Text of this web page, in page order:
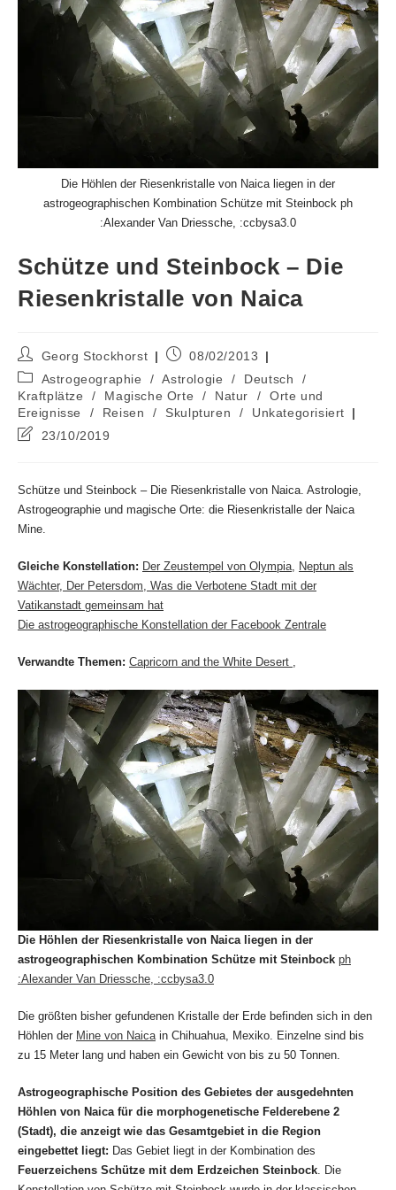
Die Höhlen der Riesenkristalle von Naica liegen in der
astrogeographischen Kombination Schütze mit Steinbock ph
:Alexander Van Driessche, :ccbysa3.0
Schütze und Steinbock – Die
Riesenkristalle von Naica
Beitrags-
Autor:
Georg Stockhorst
Beitrag08/02/2013
Beitrags-
Kategorie:
Astrogeographie / Astrologie / Deutsch
/
Kraftplätze
/ Magische Orte / Natur /
Orte und
Ereignisse
/ Reisen / Skulpturen /
Unkategorisiert
Beitrag
am:
23/10/2019
Schütze und Steinbock – Die Riesenkristalle von Naica. Astrologie,
Astrogeographie und magische Orte: die Riesenkristalle der Naica
Mine.
Gleiche Konstellation: Der Zeustempel von Olympia
Neptun als
Wächter, Der Petersdom , Was die Verbotene Stadt mit der
Vatikanstadt gemeinsam hat
Die astrogeographische Konstellation der Facebook Zentrale
Verwandte Themen: Capricorn and the White Desert
Die Höhlen der Riesenkristalle von Naica liegen in der
astrogeographischen Kombination Schütze mit Steinbock ph
:Alexander Van Driessche, :ccbysa3.0
Die größten bisher gefundenen Kristalle der Erde befinden sich in den
Höhlen der Mine von Naica in Chihuahua, Mexiko. Einzelne sind bis
zu 15 Meter lang und haben ein Gewicht von bis zu 50 Tonnen.
Astrogeographische Position des Gebietes der ausgedehnten
Höhlen von Naica für die morphogenetische Felderebene 2
(Stadt), die anzeigt wie das Gesamtgebiet in die Region
eingebettet liegt: Das Gebiet liegt in der Kombination des
Feuerzeichens Schütze mit dem Erdzeichen Steinbock . Die